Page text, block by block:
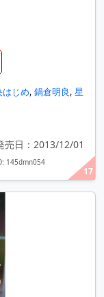
17
はじめ, 鍋倉明良, 星
売日：2013/12/01
145dmn054